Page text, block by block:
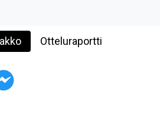
Otteluraportti